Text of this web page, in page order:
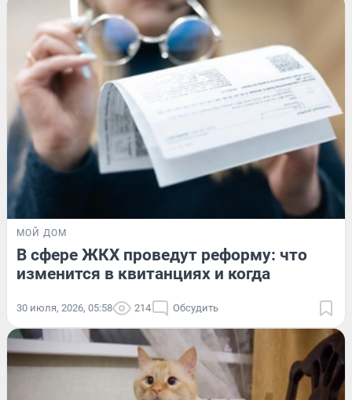
МОЙ ДОМ
В сфере ЖКХ проведут реформу: что
изменится в квитанциях и когда
30 июля, 2026, 05:58 214 Обсудить